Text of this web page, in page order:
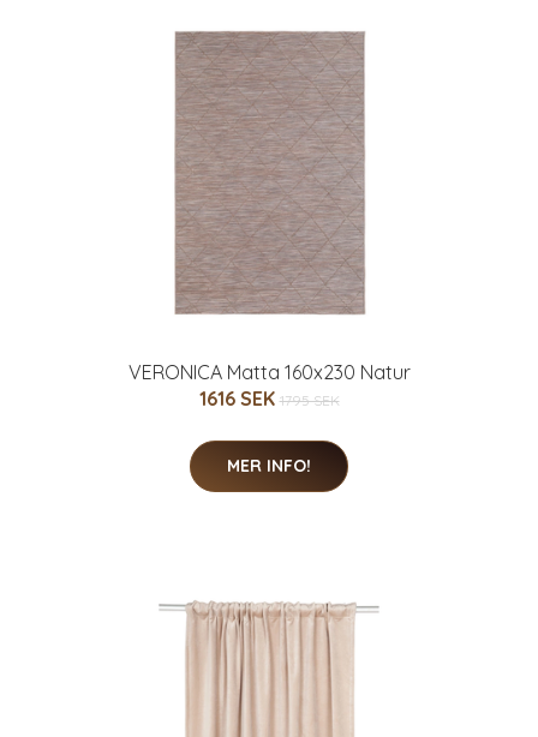
VERONICA Matta 160x230 Natur
1616 SEK 1795 SEK
MER INFO!